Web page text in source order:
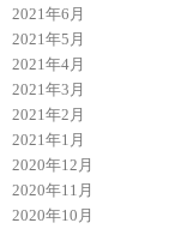
2021年6月
2021年5月
2021年4月
2021年3月
2021年2月
2021年1月
2020年12月
2020年11月
2020年10月